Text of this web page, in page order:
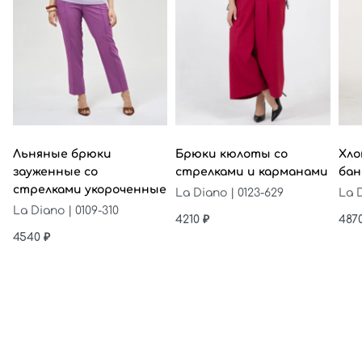
Льняные брюки
зауженные со
стрелками укороченные
La Diano | 0109-310
4540 ₽
Брюки кюлоты со
стрелками и карманами
La Diano | 0123-629
4210 ₽
La